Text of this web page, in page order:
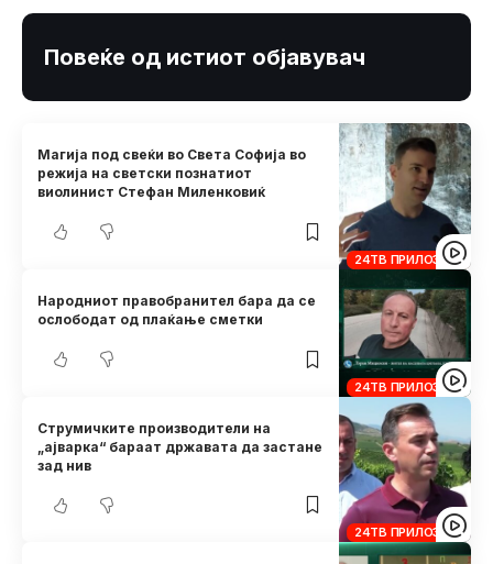
Повеќе од истиот објавувач
24ТВ ПРИЛОЗИ
Магија под свеќи во Света Софија во
режија на светски познатиот
виолинист Стефан Миленковиќ
24ТВ ПРИЛОЗИ
Народниот правобранител бара да се
ослободат од плаќање сметки
24ТВ ПРИЛОЗИ
Струмичките производители на
„ајварка“ бараат државата да застане
зад нив